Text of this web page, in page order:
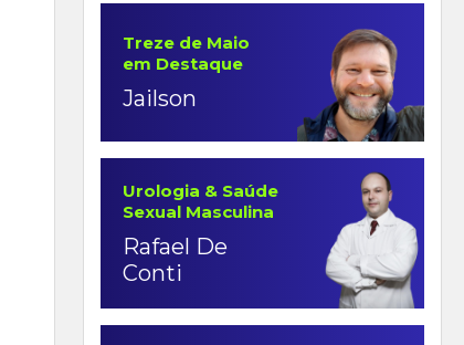
Treze de Maio
em Destaque
Jailson
Urologia & Saúde
Sexual Masculina
Rafael De
Conti